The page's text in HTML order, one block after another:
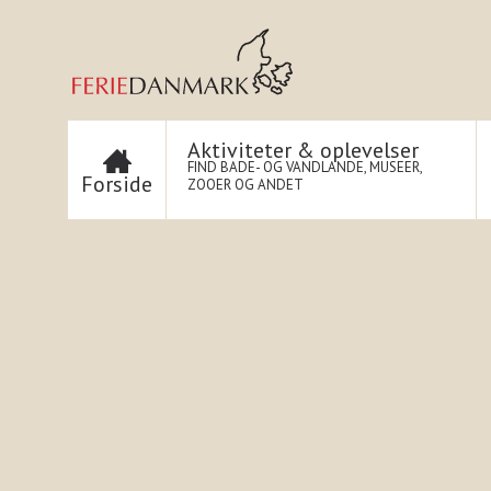
Forside
Aktiviteter & oplevelser
FIND BADE- OG VANDLANDE, MUSEER,
ZOOER OG ANDET